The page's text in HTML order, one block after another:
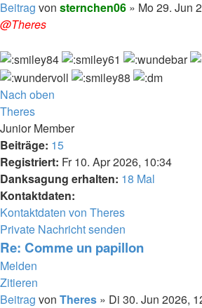
Beitrag von sternchen06 » Mo 29. Jun
@Theres
Nach oben
Theres
Junior Member
Beiträge: 15
Registriert: Fr 10. Apr 2026, 10:34
Danksagung erhalten: 18 Mal
Kontaktdaten:
Kontaktdaten von Theres
Private Nachricht senden
Re: Comme un papillon
Melden
Zitieren
Beitrag von Theres » Di 30. Jun 2026,